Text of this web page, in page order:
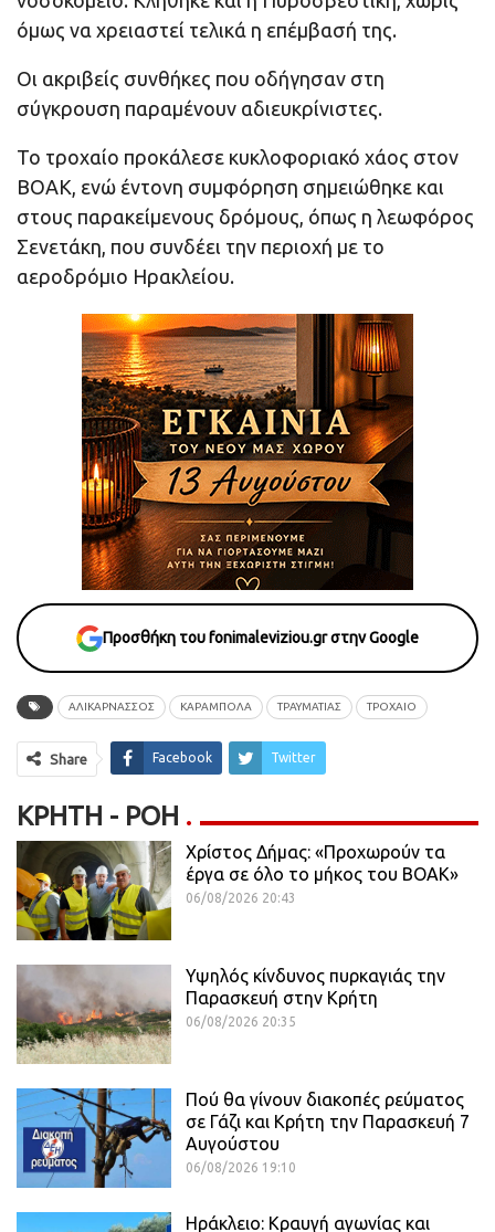
όμως να χρειαστεί τελικά η επέμβασή της.
Οι ακριβείς συνθήκες που οδήγησαν στη
σύγκρουση παραμένουν αδιευκρίνιστες.
Το τροχαίο προκάλεσε κυκλοφοριακό χάος στον
ΒΟΑΚ, ενώ έντονη συμφόρηση σημειώθηκε και
στους παρακείμενους δρόμους, όπως η λεωφόρος
Σενετάκη, που συνδέει την περιοχή με το
αεροδρόμιο Ηρακλείου.
Προσθήκη του fonimaleviziou.gr στην Google
ΑΛΙΚΑΡΝΑΣΣΌΣ ΚΑΡΑΜΠΟΛΑ ΤΡΑΥΜΑΤΊΑΣ ΤΡΟΧΑΙΟ
Share Facebook Twitter
ΚΡΉΤΗ - ΡΟΗ
Χρίστος Δήμας: «Προχωρούν τα
έργα σε όλο το μήκος του ΒΟΑΚ»
06/08/2026 20:43
Υψηλός κίνδυνος πυρκαγιάς την
Παρασκευή στην Κρήτη
06/08/2026 20:35
Πού θα γίνουν διακοπές ρεύματος
σε Γάζι και Κρήτη την Παρασκευή 7
Αυγούστου
06/08/2026 19:10
Ηράκλειο: Κραυγή αγωνίας και